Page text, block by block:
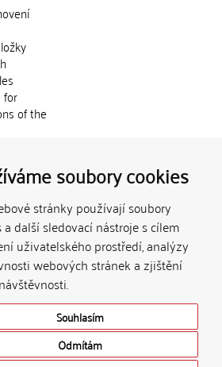
soubory cookies
stránky používají soubory
a další sledovací nástroje s cílem
uživatelského prostředí, analýzy
webových stránek a zjištění
Souhlasím
Odmítám
for
of the
k
vydávány
jinou
autora.
shall not
of
other
© 2002-